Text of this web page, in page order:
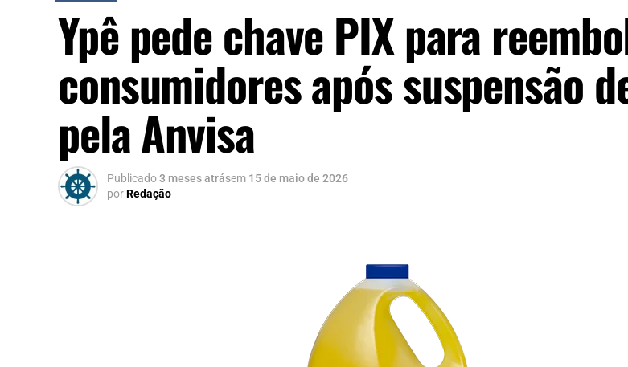
Ypê pede chave PIX para
consumidores após suspensão
pela Anvisa
Publicado3 meses atrásem 15 de maio de 2026
porRedação